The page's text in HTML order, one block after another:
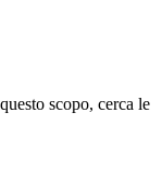
scopo, cerca le